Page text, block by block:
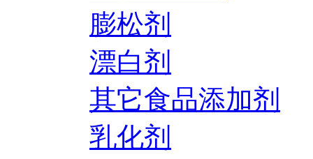
膨松剂
漂白剂
其它食品添加剂
乳化剂